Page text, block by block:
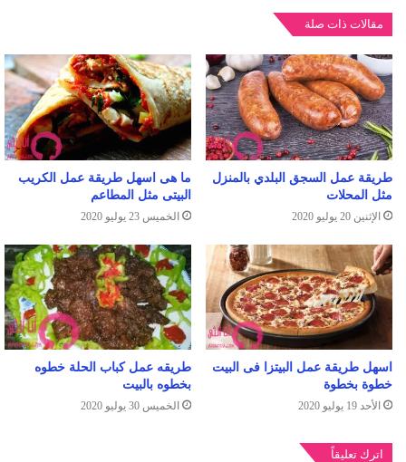
مقالات ذات صلة
طريقة عمل السجق البلدي بالمنزل
مثل المحلات
الإثنين 20 يوليو 2020
ما هى اسهل طريقة عمل الكريب
البيتى مثل المطاعم
الخميس 23 يوليو 2020
اسهل طريقة عمل البيتزا فى البيت
خطوة بخطوة
الأحد 19 يوليو 2020
طريقه عمل كباب الحلة خطوه
بخطوه بالبيت
الخميس 30 يوليو 2020
اترك تعليقاً